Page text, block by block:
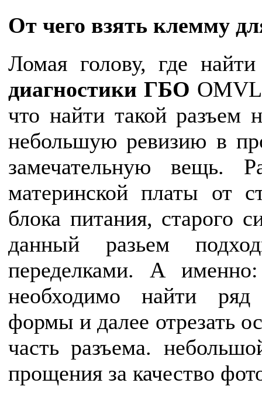
От чего взять клемму
Ломая голову, где
диагностики ГБО
что найти такой разъем
небольшую ревизию в
замечательную вещь.
материнской платы от
блока питания, старого
данный разьем
переделками. А
необходимо найти
формы и далее отрезать
часть разъема.
прощения за качество